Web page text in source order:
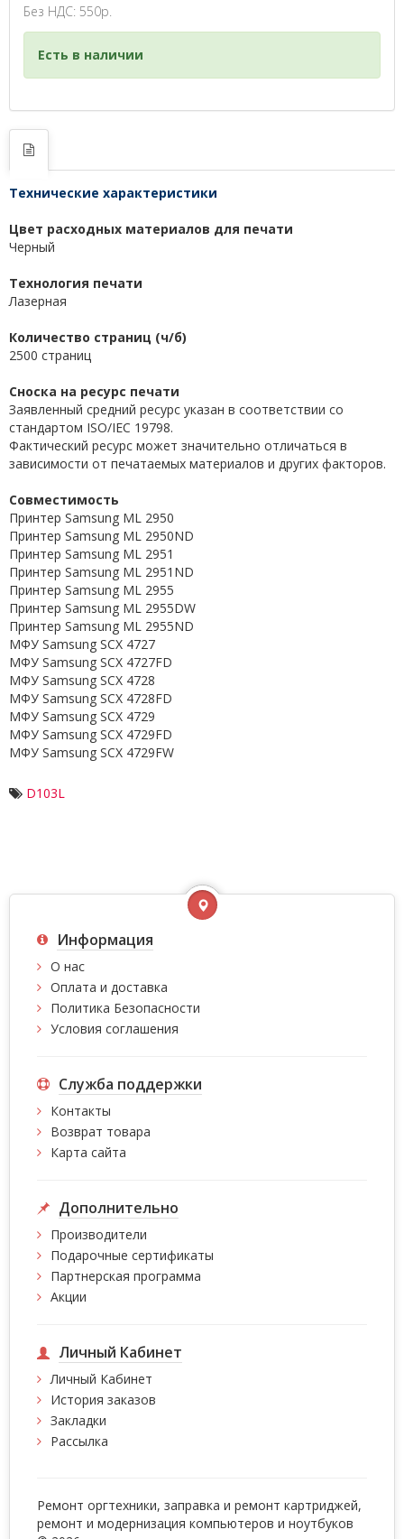
Без НДС: 550р.
Есть в наличии
Технические характеристики
Цвет расходных материалов для печати
Черный
Технология печати
Лазерная
Количество страниц (ч/б)
2500 страниц
Сноска на ресурс печати
Заявленный средний ресурс указан в соответствии со
стандартом ISO/IEC 19798.
Фактический ресурс может значительно отличаться в
зависимости от печатаемых материалов и других факторов.
Совместимость
Принтер Samsung ML 2950
Принтер Samsung ML 2950ND
Принтер Samsung ML 2951
Принтер Samsung ML 2951ND
Принтер Samsung ML 2955
Принтер Samsung ML 2955DW
Принтер Samsung ML 2955ND
МФУ Samsung SCX 4727
МФУ Samsung SCX 4727FD
МФУ Samsung SCX 4728
МФУ Samsung SCX 4728FD
МФУ Samsung SCX 4729
МФУ Samsung SCX 4729FD
МФУ Samsung SCX 4729FW
D103L
Информация
О нас
Оплата и доставка
Политика Безопасности
Условия соглашения
Служба поддержки
Контакты
Возврат товара
Карта сайта
Дополнительно
Производители
Подарочные сертификаты
Партнерская программа
Акции
Личный Кабинет
Личный Кабинет
История заказов
Закладки
Рассылка
Ремонт оргтехники, заправка и ремонт картриджей,
ремонт и модернизация компьютеров и ноутбуков